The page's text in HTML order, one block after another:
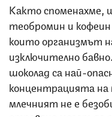
Както споменахме,
теобромин и
които организмът
изключително
шоколад са най-
концентрацията на
млечният не е